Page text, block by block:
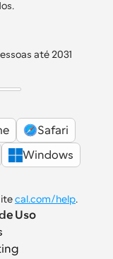
até 2031
Safari
Windows
cal.com/help.
Uso